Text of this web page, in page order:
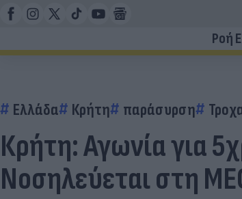
Ροή
Ελλάδα Κρήτη παράσυρση
Κρήτη: Αγωνία για
Νοσηλεύεται στη